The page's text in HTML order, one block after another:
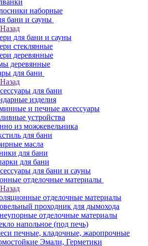
наборные
бани и сауны
Назад
для бани и сауны
стеклянные
деревянные
деревянные
для бани
Назад
для бани
изделия
и печные аксессуары
устройства
из можжевельника
для бани
масла
для бани
для бани
для бани и сауны
отделочные материалы
Назад
отделочные материалы
проходник для дымохода
отделочные материалы
напольное (под печь)
печные, кладочные, жаропрочные
Эмали, Герметики